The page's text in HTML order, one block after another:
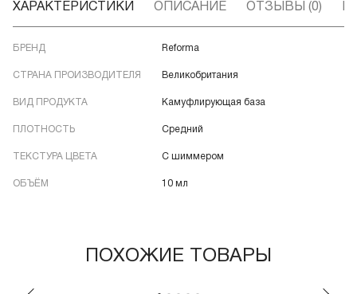
ХАРАКТЕРИСТИКИ ОПИСАНИЕ ОТЗЫВЫ (0)
БРЕНД Reforma
СТРАНА ПРОИЗВОДИТЕЛЯ Великобритания
ВИД ПРОДУКТА Камуфлирующая база
ПЛОТНОСТЬ Средний
ТЕКСТУРА ЦВЕТА С шиммером
ОБЪЁМ 10 мл
ПОХОЖИЕ ТОВАРЫ